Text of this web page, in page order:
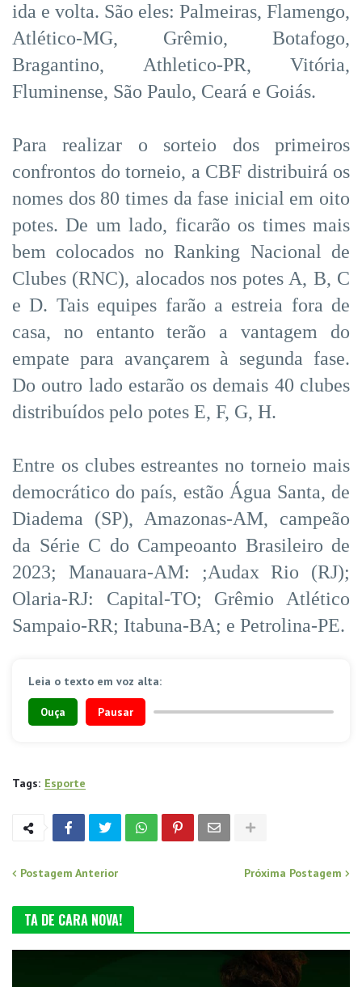
ida e volta. São eles: Palmeiras, Flamengo,
Atlético-MG, Grêmio, Botafogo,
Bragantino, Athletico-PR, Vitória,
Fluminense, São Paulo, Ceará e Goiás.
Para realizar o sorteio dos primeiros
confrontos do torneio, a CBF distribuirá os
nomes dos 80 times da fase inicial em oito
potes. De um lado, ficarão os times mais
bem colocados no Ranking Nacional de
Clubes (RNC), alocados nos potes A, B, C
e D. Tais equipes farão a estreia fora de
casa, no entanto terão a vantagem do
empate para avançarem à segunda fase.
Do outro lado estarão os demais 40 clubes
distribuídos pelo potes E, F, G, H.
Entre os clubes estreantes no torneio mais
democrático do país, estão Água Santa, de
Diadema (SP), Amazonas-AM, campeão
da Série C do Campeoanto Brasileiro de
2023; Manauara-AM: ;Audax Rio (RJ);
Olaria-RJ: Capital-TO; Grêmio Atlético
Sampaio-RR; Itabuna-BA; e Petrolina-PE.
Leia o texto em voz alta:
Ouça Pausar
Tags: Esporte
Postagem Anterior Próxima Postagem
TA DE CARA NOVA!